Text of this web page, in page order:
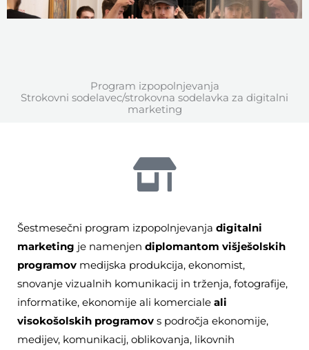
Program izpopolnjevanja
Strokovni sodelavec/strokovna sodelavka za digitalni
marketing
Šestmesečni program izpopolnjevanja digitalni
marketing je namenjen diplomantom višješolskih
programov medijska produkcija, ekonomist,
snovanje vizualnih komunikacij in trženja, fotografije,
informatike, ekonomije ali komerciale ali
visokošolskih programov s področja ekonomije,
medijev, komunikacij, oblikovanja, likovnih